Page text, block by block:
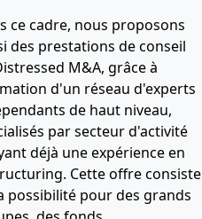
ce cadre, nous proposons
des prestations de conseil
M&A, grâce à
d'un réseau d'experts
de haut niveau,
par secteur d'activité
déjà une expérience en
Cette offre consiste
possibilité pour des grands